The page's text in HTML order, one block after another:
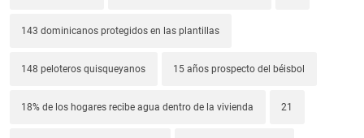
143 dominicanos protegidos en las plantillas
148 peloteros quisqueyanos 15 años prospecto del béisbol
18% de los hogares recibe agua dentro de la vivienda 21